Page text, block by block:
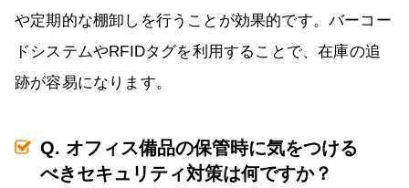
や定期的な棚卸しを行うことが効果的です。バーコー
ドシステムやRFIDタグを利用することで、在庫の追
跡が容易になります。
Q. オフィス備品の保管時に気をつける
べきセキュリティ対策は何ですか？